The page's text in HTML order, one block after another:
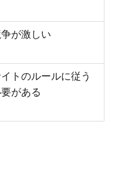
が激しい
トのルールに従う
がある